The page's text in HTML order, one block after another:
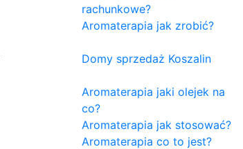
rachunkowe?
Aromaterapia jak zrobić?
Domy sprzedaż Koszalin
Aromaterapia jaki olejek na
co?
Aromaterapia jak stosować?
Aromaterapia co to jest?